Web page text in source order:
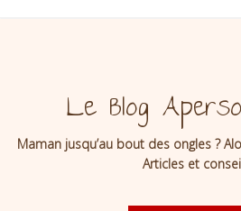
Le Blog
Maman jusqu’au bout des ongles ?
Articles et